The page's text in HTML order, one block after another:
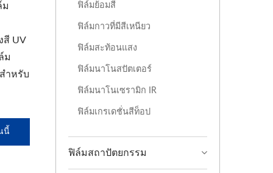
ม
สี UV
ม
ำหรับ
นี้
ฟิล์มย้อมสี
ฟิล์มกาวที่มีสีเหนียว
ฟิล์มสะท้อนแสง
ฟิล์มนาโนสปัตเตอร์
ฟิล์มนาโนเซรามิก IR
ฟิล์มเกรเดชั่นสีท็อป
ฟิล์มสถาปัตยกรรม